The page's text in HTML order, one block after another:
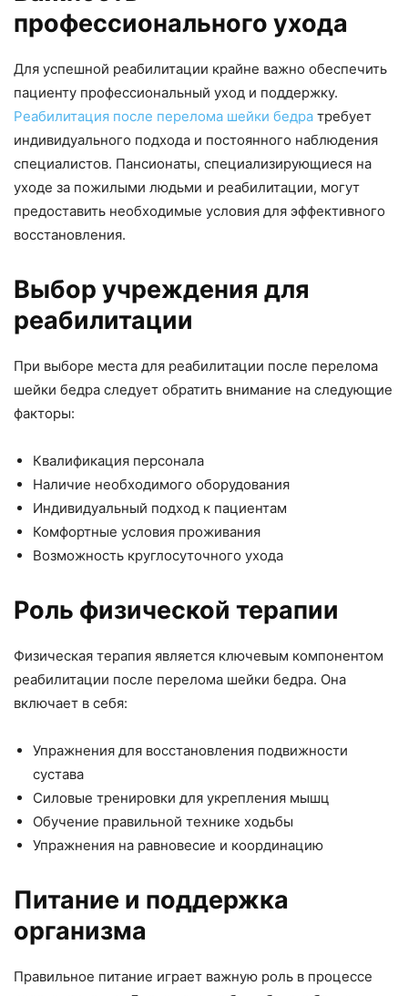
профессионального ухода
Для успешной реабилитации крайне важно обеспечить
пациенту профессиональный уход и поддержку.
Реабилитация после перелома шейки бедра требует
индивидуального подхода и постоянного наблюдения
специалистов. Пансионаты, специализирующиеся на
уходе за пожилыми людьми и реабилитации, могут
предоставить необходимые условия для эффективного
восстановления.
Выбор учреждения для
реабилитации
При выборе места для реабилитации после перелома
шейки бедра следует обратить внимание на следующие
факторы:
Квалификация персонала
Наличие необходимого оборудования
Индивидуальный подход к пациентам
Комфортные условия проживания
Возможность круглосуточного ухода
Роль физической терапии
Физическая терапия является ключевым компонентом
реабилитации после перелома шейки бедра. Она
включает в себя:
Упражнения для восстановления подвижности
сустава
Силовые тренировки для укрепления мышц
Обучение правильной технике ходьбы
Упражнения на равновесие и координацию
Питание и поддержка
организма
Правильное питание играет важную роль в процессе